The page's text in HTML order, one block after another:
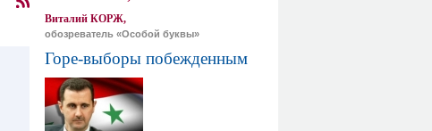
Виталий КОРЖ,
обозреватель «Особой буквы»
Горе-выборы побежденным